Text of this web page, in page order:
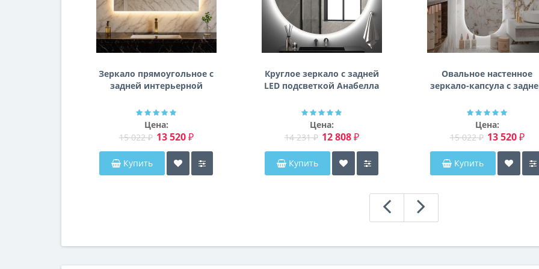
Зеркало прямоугольное с
задней интерьерной
Далтон
Цена:
15 022 ₽ 13 520 ₽
Купить
Круглое зеркало с задней
LED подсветкой Анабелла
Цена:
14 231 ₽ 12 808 ₽
Купить
Овальное настенное
зеркало-капсула с
Мэриэнн
Цена:
15 022 ₽ 13 520 ₽
Купить